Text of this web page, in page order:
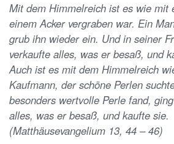
Mit dem Himmelreich ist es wie mit
einem Acker vergraben war. Ein
grub ihn wieder ein. Und in seiner
verkaufte alles, was er besaß, und
Auch ist es mit dem Himmelreich
Kaufmann, der schöne Perlen
besonders wertvolle Perle fand,
alles, was er besaß, und kaufte sie.
(Matthäusevangelium 13, 44 – 46)